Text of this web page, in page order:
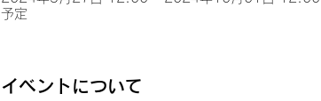
予定
イベントについて